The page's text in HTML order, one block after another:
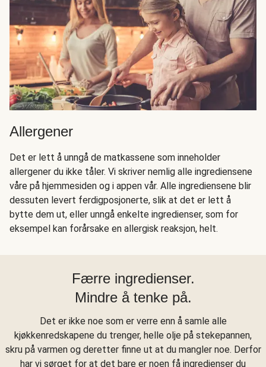
Allergener
Det er lett å unngå de matkassene som inneholder
allergener du ikke tåler. Vi skriver nemlig alle ingrediensene
våre på hjemmesiden og i appen vår. Alle ingrediensene blir
dessuten levert ferdigposjonerte, slik at det er lett å
bytte dem ut, eller unngå enkelte ingredienser, som for
eksempel kan forårsake en allergisk reaksjon, helt.
Færre ingredienser.
Mindre å tenke på.
Det er ikke noe som er verre enn å samle alle
kjøkkenredskapene du trenger, helle olje på stekepannen,
skru på varmen og deretter finne ut at du mangler noe. Derfor
har vi sørget for at det bare er noen få ingredienser du